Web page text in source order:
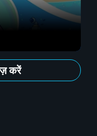
करें